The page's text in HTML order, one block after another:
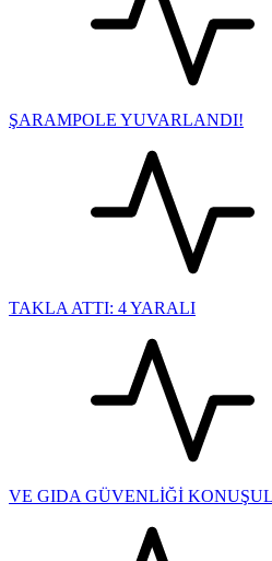
ŞARAMPOLE YUVARLANDI!
TAKLA ATTI: 4 YARALI
VE GIDA GÜVENLİĞİ